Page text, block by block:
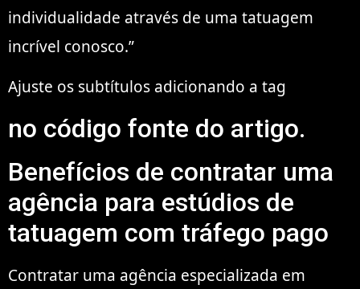
individualidade através de uma tatuagem
incrível conosco.”
Ajuste os subtítulos adicionando a tag
no código fonte do artigo.
Benefícios de contratar uma
agência para estúdios de
tatuagem com tráfego pago
Contratar uma agência especializada em